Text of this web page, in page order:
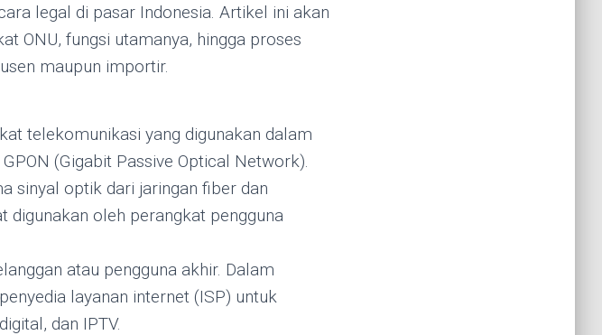
legal di pasar Indonesia. Artikel ini akan
ONU, fungsi utamanya, hingga proses
maupun importir.
telekomunikasi yang digunakan dalam
(Gigabit Passive Optical Network).
sinyal optik dari jaringan fiber dan
digunakan oleh perangkat pengguna
atau pengguna akhir. Dalam
layanan internet (ISP) untuk
dan IPTV.